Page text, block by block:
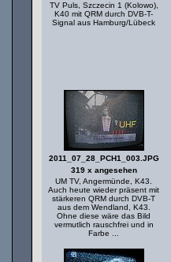
TV Puls, Szczecin 1 (Kolowo),
K40 mit QRM durch DVB-T-
Signal aus Hamburg/Lübeck
2011_07_28_PCH1_003.JPG
319 x angesehen
UM TV, Angermünde, K43.
Auch heute wieder präsent mit
stärkeren QRM durch DVB-T
aus dem Wendland, K43.
Ohne diese wäre das Bild
vermutlich rauschfrei und in
Farbe ...